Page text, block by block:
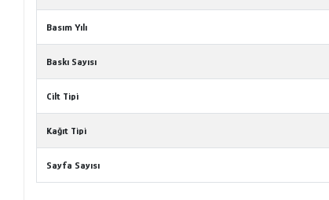
Basım Yılı
Baskı Sayısı
Cilt Tipi
Kağıt Tipi
Sayfa Sayısı